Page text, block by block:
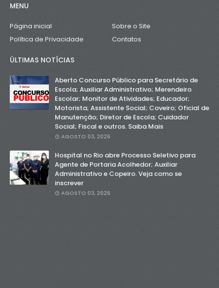
MENU
Página inicial
Sobre o Site
Política de Privacidade
Contatos
ÚLTIMAS NOTÍCIAS
Aberto Concurso Público para Secretário de
Escola; Auxiliar Administrativo; Merendeiro
Escolar; Monitor de Atividades; Educador;
Motorista; Assistente Social; Coveiro; Oficial de
Manutenção; Diretor de Escola; Cuidador
Social; Fiscal e outros. Saiba Mais
AGOSTO 03, 2026
Hospital no Rio abre Processo Seletivo para
Agente de Portaria Acolhedor; Auxiliar
Administrativo e Copeiro. Veja como se
inscrever
AGOSTO 03, 2026